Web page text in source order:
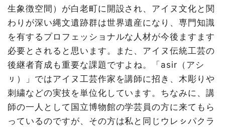
生象徴空間）が白老町に開設され、アイヌ文化と関
わりが深い縄文遺跡群は世界遺産になり、専門知識
を有するプロフェッショナルな人材が今後ますます
必要とされると思います。また、アイヌ伝統工芸の
後継者育成も重要な課題ですよね。「asir（アシ
ㇼ）」ではアイヌ工芸作家を講師に招き、木彫りや
刺繍などの実技を単位化しています。ちなみに、講
師の一人として国立博物館の学芸員の方に来てもら
っているのですが、その方は私と同じウレㇱパクラ